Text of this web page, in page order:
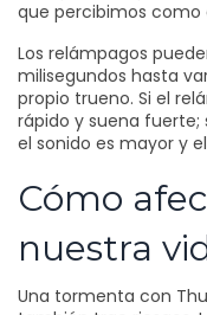
que percibimos como
Los relámpagos
milisegundos hasta
propio trueno. Si el
rápido y suena fuerte;
el sonido es mayor y
Cómo
nuestra
Una tormenta con